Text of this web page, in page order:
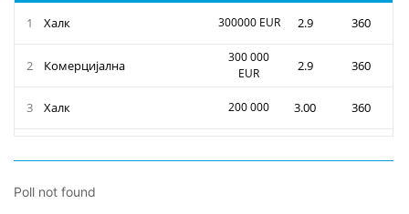
Poll not found